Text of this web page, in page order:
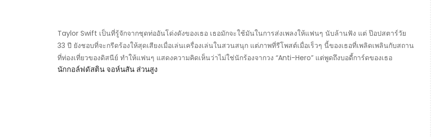
Taylor Swift เป็นที่รู้จักจากชุดท่ออันโด่งดังของเธอ เธอมักจะใช้มันในการส่งเพลงให้แฟนๆ นับล้านฟัง แต่ ป๊อปสตาร์วัย
33 ปี ยังชอบที่จะกรีดร้องให้สุดเสียงเมื่อเล่นเครื่องเล่นในสวนสนุก แต่ภาพที่รีโพสต์เมื่อเร็วๆ นี้ของเธอที่เพลิดเพลินกับสถาน
ที่ท่องเที่ยวของดิสนีย์ ทำให้แฟนๆ แสดงความคิดเห็นว่าไม่ใช่นักร้องจากวง “Anti-Hero” แต่พูดถึงบอดี้การ์ดของเธอ
นักกอล์ฟดัสติน จอห์นสัน ส่วนสูง